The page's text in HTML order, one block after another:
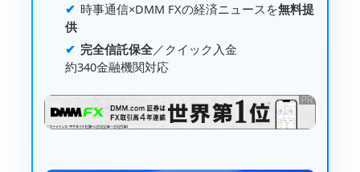
時事通信×DMM FXの経済ニュースを無料提
供
完全信託保全／ クイック入金
約340金融機関対応